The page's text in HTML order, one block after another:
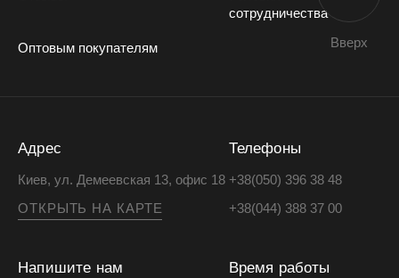
сотрудничества
Оптовым покупателям
Адрес
Киев, ул. Демеевская 13, офис 18
ОТКРЫТЬ НА КАРТЕ
Телефоны
+38(050) 396 38 48
+38(044) 388 37 00
Напишите нам Время работы
Вверх